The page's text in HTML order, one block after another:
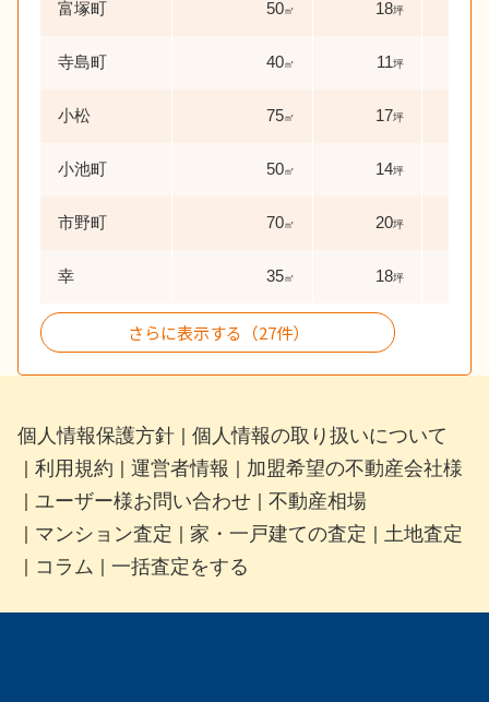
富塚町 50㎡ 18坪
寺島町 40㎡ 11坪
小松 75㎡ 17坪
小池町 50㎡ 14坪
市野町 70㎡ 20坪
幸 35㎡ 18坪
さらに表示する（27件）
個人情報保護方針 個人情報の取り扱いについて
利用規約 運営者情報 加盟希望の不動産会社様
ユーザー様お問い合わせ 不動産相場
マンション査定 家・一戸建ての査定 土地査定
コラム 一括査定をする